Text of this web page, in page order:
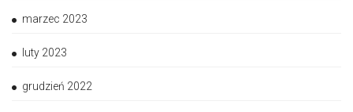
marzec 2023
luty 2023
grudzień 2022